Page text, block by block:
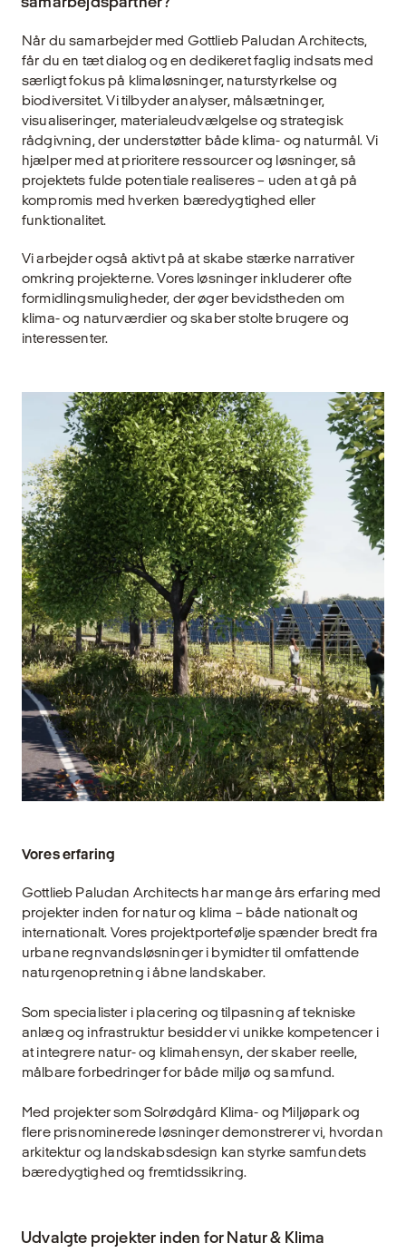
Når du samarbejder med Gottlieb Paludan Architects,
får du en tæt dialog og en dedikeret faglig indsats med
særligt fokus på klimaløsninger, naturstyrkelse og
biodiversitet. Vi tilbyder analyser, målsætninger,
visualiseringer, materialeudvælgelse og strategisk
rådgivning, der understøtter både klima- og naturmål. Vi
hjælper med at prioritere ressourcer og løsninger, så
projektets fulde potentiale realiseres – uden at gå på
kompromis med hverken bæredygtighed eller
funktionalitet.
Vi arbejder også aktivt på at skabe stærke narrativer
omkring projekterne. Vores løsninger inkluderer ofte
formidlingsmuligheder, der øger bevidstheden om
klima- og naturværdier og skaber stolte brugere og
interessenter.
Vores erfaring
Gottlieb Paludan Architects har mange års erfaring med
projekter inden for natur og klima – både nationalt og
internationalt. Vores projektportefølje spænder bredt fra
urbane regnvandsløsninger i bymidter til omfattende
naturgenopretning i åbne landskaber.
Som specialister i placering og tilpasning af tekniske
anlæg og infrastruktur besidder vi unikke kompetencer i
at integrere natur- og klimahensyn, der skaber reelle,
målbare forbedringer for både miljø og samfund.
Med projekter som Solrødgård Klima- og Miljøpark og
flere prisnominerede løsninger demonstrerer vi, hvordan
arkitektur og landskabsdesign kan styrke samfundets
bæredygtighed og fremtidssikring.
Udvalgte projekter inden for Natur & Klima